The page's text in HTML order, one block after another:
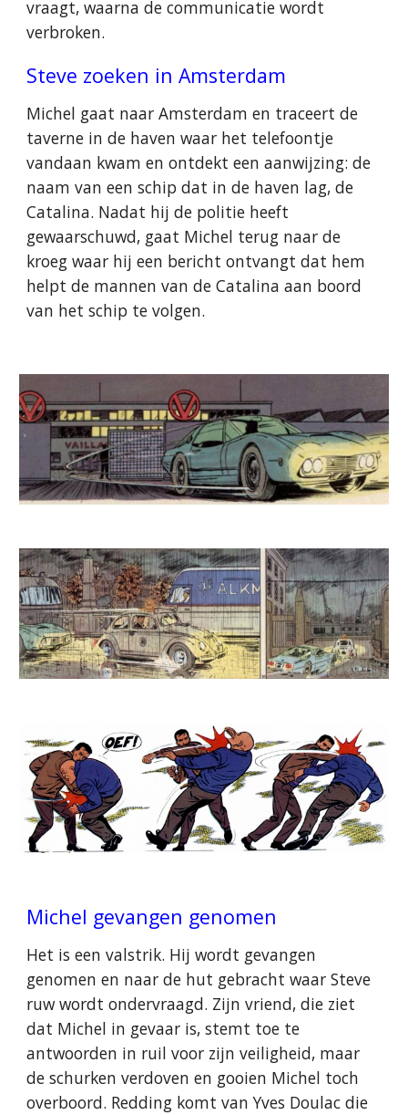
vraagt, waarna de communicatie wordt
verbroken.
Steve zoeken in Amsterdam
Michel gaat naar Amsterdam en traceert de
taverne in de haven waar het telefoontje
vandaan kwam en ontdekt een aanwijzing: de
naam van een schip dat in de haven lag, de
Catalina. Nadat hij de politie heeft
gewaarschuwd, gaat Michel terug naar de
kroeg waar hij een bericht ontvangt dat hem
helpt de mannen van de Catalina aan boord
van het schip te volgen.
Michel gevangen genomen
Het is een valstrik. Hij wordt gevangen
genomen en naar de hut gebracht waar Steve
ruw wordt ondervraagd. Zijn vriend, die ziet
dat Michel in gevaar is, stemt toe te
antwoorden in ruil voor zijn veiligheid, maar
de schurken verdoven en gooien Michel toch
overboord. Redding komt van Yves Doulac die